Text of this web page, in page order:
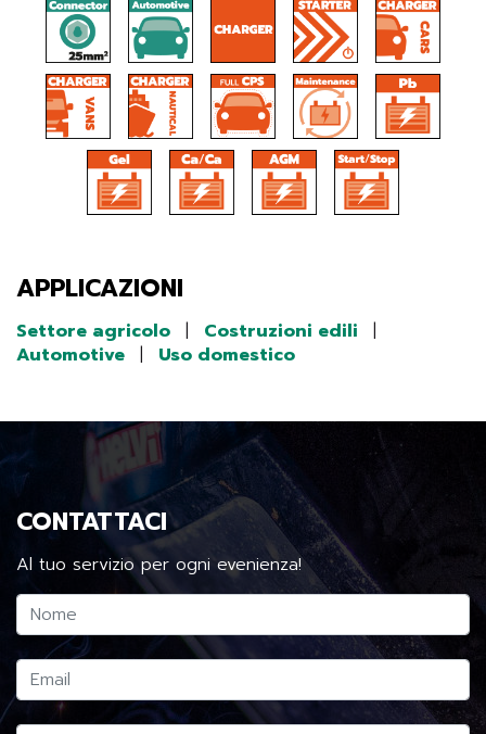
APPLICAZIONI
Settore agricolo | Costruzioni edili
|
Automotive | Uso domestico
CONTATTACI
Al tuo servizio per ogni evenienza!